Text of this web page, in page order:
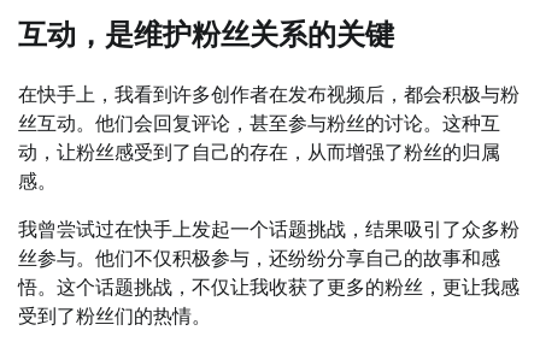
互动，是维护粉丝关系的关键
在快手上，我看到许多创作者在发布视频后，都会积极与粉
丝互动。他们会回复评论，甚至参与粉丝的讨论。这种互
动，让粉丝感受到了自己的存在，从而增强了粉丝的归属
感。
我曾尝试过在快手上发起一个话题挑战，结果吸引了众多粉
丝参与。他们不仅积极参与，还纷纷分享自己的故事和感
悟。这个话题挑战，不仅让我收获了更多的粉丝，更让我感
受到了粉丝们的热情。